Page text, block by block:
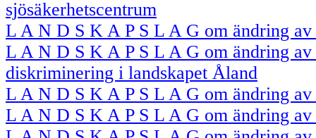
sjösäkerhetscentrum
L A N D S K A P S L A G om ändring
L A N D S K A P S L A G om ändring
diskriminering i landskapet Åland
L A N D S K A P S L A G om ändring
L A N D S K A P S L A G om ändring av